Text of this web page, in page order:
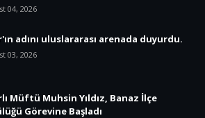
04, 2026
adını uluslararası arenada duyurdu.
03, 2026
Müftü Muhsin Yıldız, Banaz İlçe
Görevine Başladı